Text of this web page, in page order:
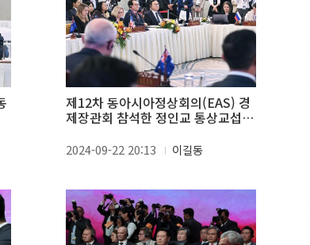
제12차 동아시아정상회의(EAS) 경
제장관회 참석한 정인교 통상교섭본
2024-09-22 20:13 이길동